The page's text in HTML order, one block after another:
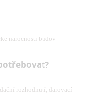
náročnosti budov
rozhodnutí, darovací